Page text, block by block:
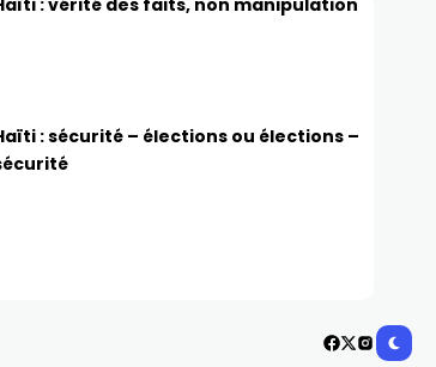
: vérité des faits, non manipulation
: sécurité – élections ou élections –